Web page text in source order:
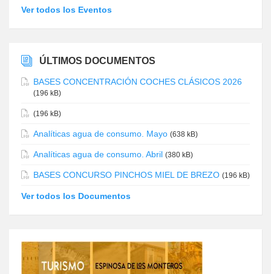
Ver todos los Eventos
ÚLTIMOS DOCUMENTOS
BASES CONCENTRACIÓN COCHES CLÁSICOS 2026
(196 kB)
(196 kB)
Analíticas agua de consumo. Mayo (638 kB)
Analíticas agua de consumo. Abril (380 kB)
BASES CONCURSO PINCHOS MIEL DE BREZO (196 kB)
Ver todos los Documentos